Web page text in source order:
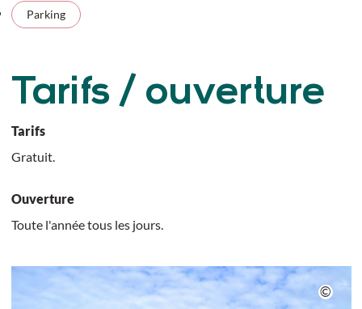
Parking
Tarifs / ouverture
Tarifs
Gratuit.
Ouverture
Toute l'année tous les jours.